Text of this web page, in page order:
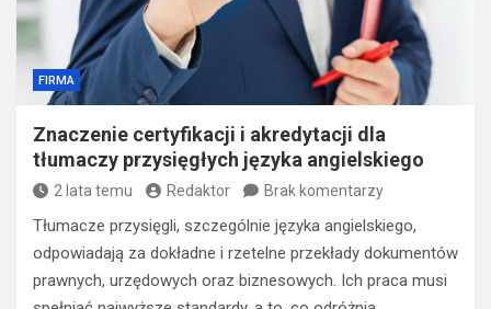
FIRMA
Znaczenie certyfikacji i akredytacji dla
tłumaczy przysięgłych języka angielskiego
2 lata temu Redaktor Brak komentarzy
Tłumacze przysięgli, szczególnie języka angielskiego,
odpowiadają za dokładne i rzetelne przekłady dokumentów
prawnych, urzędowych oraz biznesowych. Ich praca musi